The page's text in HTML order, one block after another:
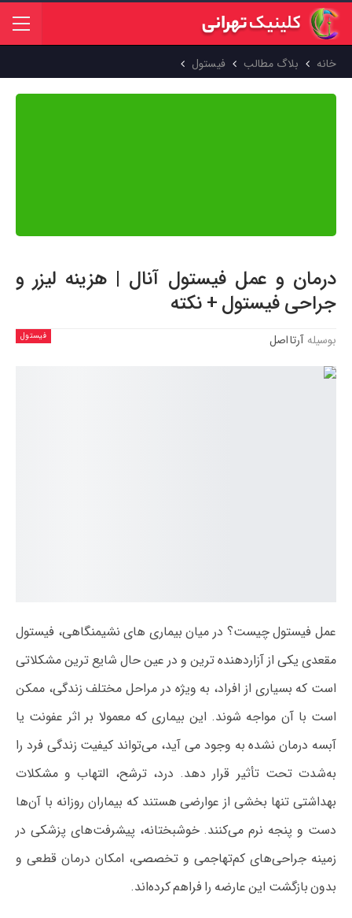
خانه بلاگ مطالب فیستول
درمان و عمل فیستول آنال | هزینه لیزر و
جراحی فیستول + نکته
فیستول بوسیله آرتا اصل
عمل فیستول چیست؟ در میان بیماری های نشیمنگاهی، فیستول
مقعدی یکی از آزاردهنده‌ ترین و در عین حال شایع‌ ترین مشکلاتی
است که بسیاری از افراد، به ویژه در مراحل مختلف زندگی، ممکن
است با آن مواجه شوند. این بیماری که معمولا بر اثر عفونت یا
آبسه درمان‌ نشده به‌ وجود می‌ آید، می‌تواند کیفیت زندگی فرد را
به‌شدت تحت تأثیر قرار دهد. درد، ترشح، التهاب و مشکلات
بهداشتی تنها بخشی از عوارضی هستند که بیماران روزانه با آن‌ها
دست و پنجه نرم می‌کنند. خوشبختانه، پیشرفت‌های پزشکی در
زمینه جراحی‌های کم‌تهاجمی و تخصصی، امکان درمان قطعی و
بدون بازگشت این عارضه را فراهم کرده‌اند.